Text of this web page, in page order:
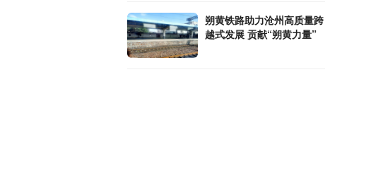
朔黄铁路助力沧州高质量跨
越式发展 贡献“朔黄力量”